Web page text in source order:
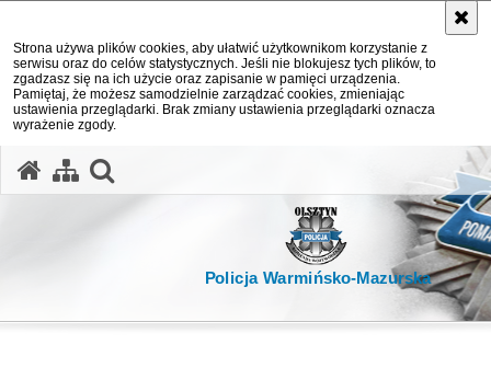
Strona używa plików cookies, aby ułatwić użytkownikom korzystanie z
serwisu oraz do celów statystycznych. Jeśli nie blokujesz tych plików, to
zgadzasz się na ich użycie oraz zapisanie w pamięci urządzenia.
Pamiętaj, że możesz samodzielnie zarządzać cookies, zmieniając
ustawienia przeglądarki. Brak zmiany ustawienia przeglądarki oznacza
wyrażenie zgody.
Policja Warmińsko-Mazurska